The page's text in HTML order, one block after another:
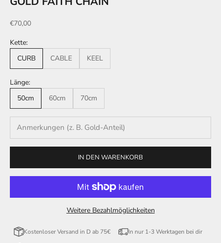
Angebot
€70,00
Kette:
CURB
CABLE KEEL
Länge:
50cm
60cm 70cm
IN DEN WARENKORB
Weitere Bezahlmöglichkeiten
Kostenloser Versand in D ab 75€ In nur 1-3 Werktagen bei dir